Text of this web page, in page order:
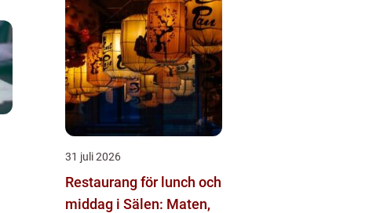
31 juli 2026
Restaurang för lunch och
middag i Sälen: Maten,